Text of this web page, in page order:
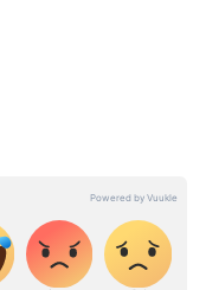
എന്നാൽ